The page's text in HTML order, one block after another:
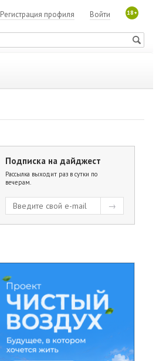
18+
Войти
Регистрация профиля
Подписка на дайджест
Рассылка выходит раз в сутки по
вечерам.